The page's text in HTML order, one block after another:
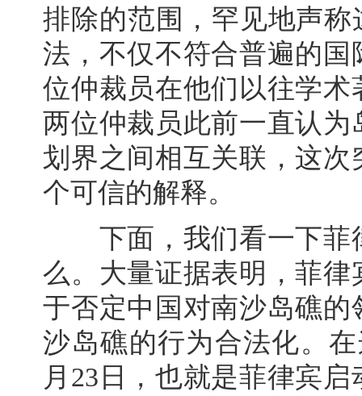
排除的范围，罕见地声
法，不仅不符合普遍的
位仲裁员在他们以往学
两位仲裁员此前一直认
划界之间相互关联，这
个可信的解释。
下面，我们看一下菲
么。大量证据表明，菲
于否定中国对南沙岛礁
沙岛礁的行为合法化。
月23日，也就是菲律宾